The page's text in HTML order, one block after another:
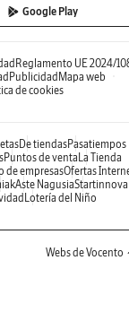
Google Play
Reglamento UE 2024/
Publicidad Mapa web
de cookies
De tiendasPasatiempos
Puntos de venta La Tienda
de empresasOfertas
Aste NagusiaStartinnova
Lotería del Niño
Webs de Vocento